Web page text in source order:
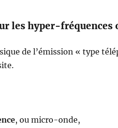
les hyper-fréquences
de l’émission « type
, ou micro-onde,